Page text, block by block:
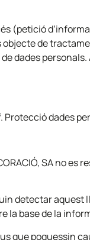
(petició
de
dades
dades
SA no
detectar
la base de la
que poguessin